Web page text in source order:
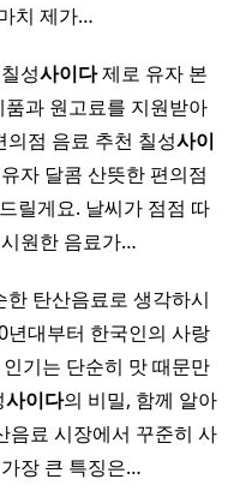
치 제가…
성사이다제로 유자 본
과 원고료를 지원받아
점 음료 추천 칠성사이
자 달콤 산뜻한 편의점
릴게요. 날씨가 점점 따
원한 음료가…
한 탄산음료로 생각하시
년대부터 한국인의 사랑
기는 단순히 맛 때문만
사이다의 비밀, 함께 알아
음료 시장에서 꾸준히 사
장 큰 특징은…